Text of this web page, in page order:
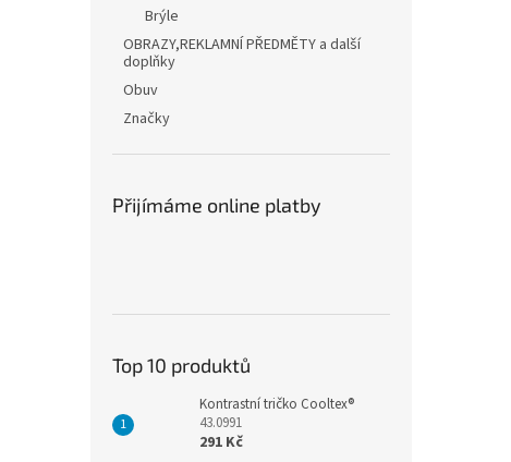
Brýle
OBRAZY,REKLAMNÍ PŘEDMĚTY a další
doplňky
Obuv
Značky
Přijímáme online platby
Top 10 produktů
Kontrastní tričko Cooltex®
43.0991
291 Kč